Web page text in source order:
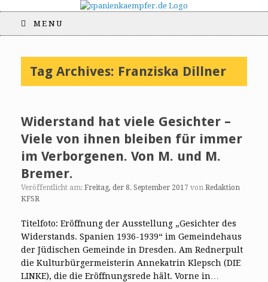
MENU
Tag Archives: Franziska Dillner
Widerstand hat viele Gesichter –
Viele von ihnen bleiben für immer
im Verborgenen. Von M. und M.
Bremer.
Veröffentlicht am: Freitag, der 8. September 2017 von Redaktion
KFSR
Titelfoto: Eröffnung der Ausstellung „Gesichter des
Widerstands. Spanien 1936-1939“ im Gemeindehaus
der Jüdischen Gemeinde in Dresden. Am Rednerpult
die Kulturbürgermeisterin Annekatrin Klepsch (DIE
LINKE), die die Eröffnungsrede hält. Vorne in…